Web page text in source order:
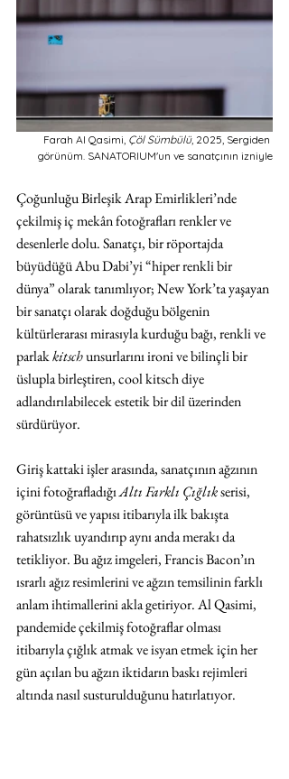
Farah Al Qasimi, Çöl Sümbülü, 2025, Sergiden
görünüm. SANATORIUM'un ve sanatçının izniyle
Çoğunluğu Birleşik Arap Emirlikleri’nde
çekilmiş iç mekân fotoğrafları renkler ve
desenlerle dolu. Sanatçı, bir röportajda
büyüdüğü Abu Dabi’yi “hiper renkli bir
dünya” olarak tanımlıyor; New York’ta yaşayan
bir sanatçı olarak doğduğu bölgenin
kültürlerarası mirasıyla kurduğu bağı, renkli ve
parlak kitsch unsurlarını ironi ve bilinçli bir
üslupla birleştiren, cool kitsch diye
adlandırılabilecek estetik bir dil üzerinden
sürdürüyor.
Giriş kattaki işler arasında, sanatçının ağzının
içini fotoğrafladığı Altı Farklı Çığlık serisi,
görüntüsü ve yapısı itibarıyla ilk bakışta
rahatsızlık uyandırıp aynı anda merakı da
tetikliyor. Bu ağız imgeleri, Francis Bacon’ın
ısrarlı ağız resimlerini ve ağzın temsilinin farklı
anlam ihtimallerini akla getiriyor. Al Qasimi,
pandemide çekilmiş fotoğraflar olması
itibarıyla çığlık atmak ve isyan etmek için her
gün açılan bu ağzın iktidarın baskı rejimleri
altında nasıl susturulduğunu hatırlatıyor.